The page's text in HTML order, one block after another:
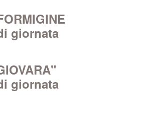
giornata
giornata